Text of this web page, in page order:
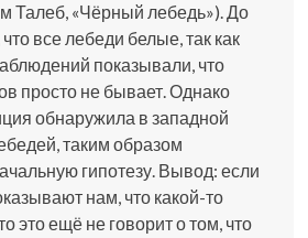
Талеб, «Чёрный лебедь»). До
все лебеди белые, так как
показывали, что
просто не бывает. Однако
обнаружила в западной
таким образом
гипотезу. Вывод: если
нам, что какой-то
это ещё не говорит о том, что